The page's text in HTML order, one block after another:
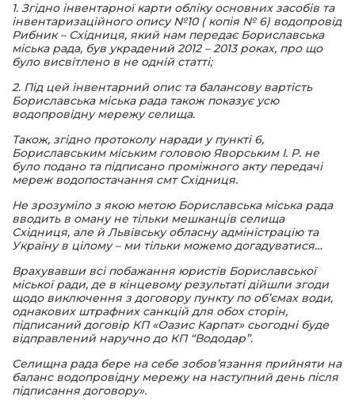
1. Згідно інвентарної карти обліку основних засобів та
інвентаризаційного опису №10 ( копія № 6) водопровід
Рибник – Східниця, який нам передає Бориславська
міська рада, був украдений 2012 – 2013 роках, про що
було висвітлено в не одній статті;
2. Під цей інвентарний опис та балансову вартість
Бориславська міська рада також показує усю
водопровідну мережу селища.
Також, згідно протоколу наради у пункті 6,
Бориславським міським головою Яворським І. Р. не
було подано та підписано проміжного акту передачі
мереж водопостачання смт Східниця.
Не зрозуміло з якою метою Бориславська міська рада
вводить в оману не тільки мешканців селища
Східниця, але й Львівську обласну адміністрацію та
Україну в цілому – ми тільки можемо догадуватися…
Врахувавши всі побажання юристів Бориславської
міської ради, де в кінцевому результаті дійшли згоди
щодо виключення з договору пункту по об’ємах води,
однакових штрафних санкцій для обох сторін,
підписаний договір КП «Оазис Карпат» сьогодні буде
відправлений наручно до КП “Вододар”.
Селищна рада бере на себе зобов’язання прийняти на
баланс водопровідну мережу на наступний день після
підписання договору».